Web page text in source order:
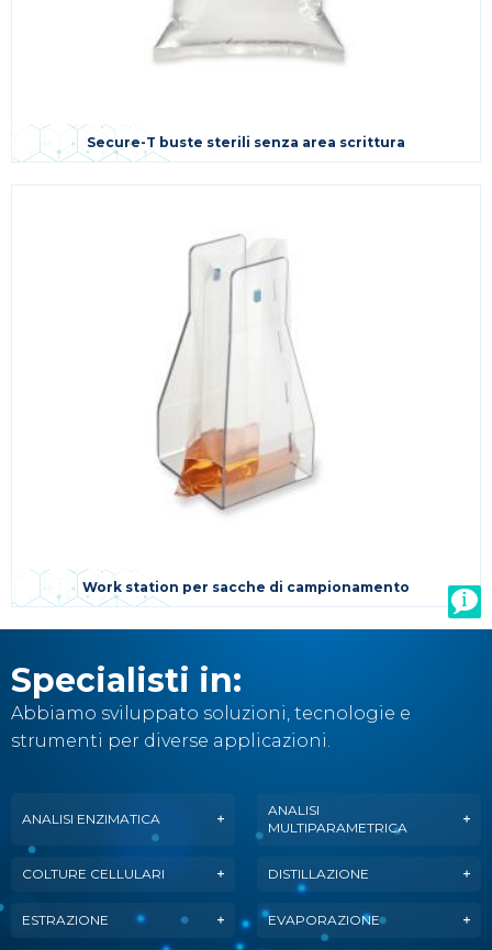
Secure-T buste sterili senza area scrittura
Work station per sacche di campionamento
Specialisti in:
Abbiamo sviluppato soluzioni, tecnologie e
strumenti per diverse applicazioni.
ANALISI ENZIMATICA
ANALISI
MULTIPARAMETRICA
COLTURE CELLULARI DISTILLAZIONE
ESTRAZIONE EVAPORAZIONE